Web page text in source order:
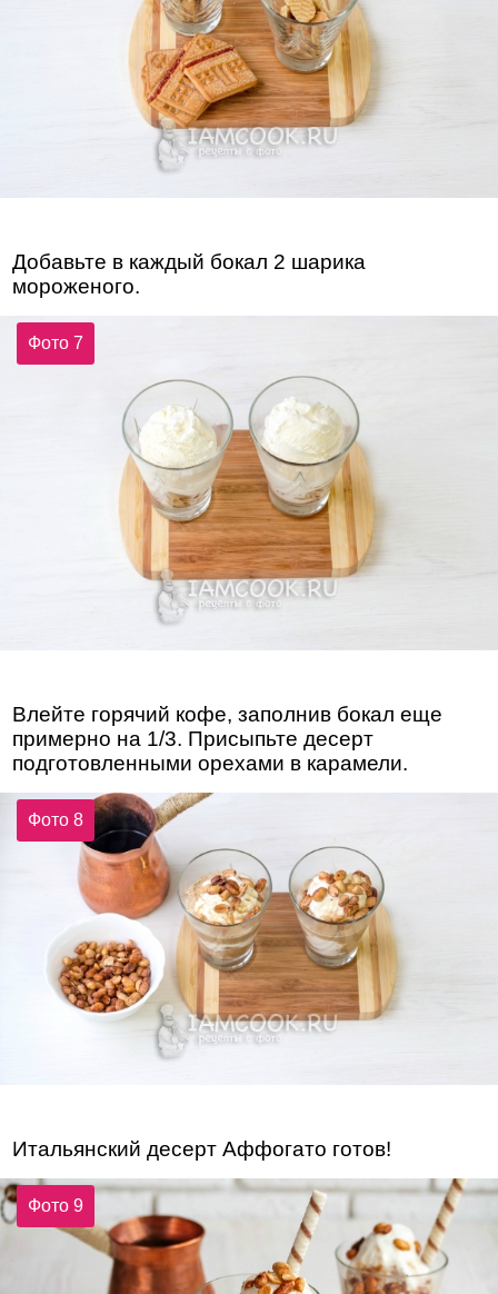
Добавьте в каждый бокал 2 шарика
мороженого.
Фото 7
Влейте горячий кофе, заполнив бокал еще
примерно на 1/3. Присыпьте десерт
подготовленными орехами в карамели.
Фото 8
Итальянский десерт Аффогато готов!
Фото 9